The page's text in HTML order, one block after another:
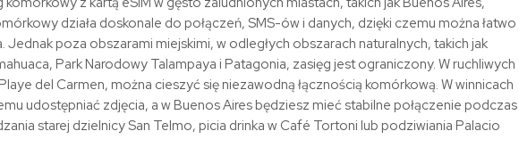
działa doskonale do połączeń, SMS-ów i danych, dzięki czemu można łatwo
Jednak poza obszarami miejskimi, w odległych obszarach naturalnych, takich jak
Park Narodowy Talampaya i Patagonia, zasięg jest ograniczony. W ruchliwych
del Carmen, można cieszyć się niezawodną łącznością komórkową. W winnicach
udostępniać zdjęcia, a w Buenos Aires będziesz mieć stabilne połączenie podczas
starej dzielnicy San Telmo, picia drinka w Café Tortoni lub podziwiania Palacio